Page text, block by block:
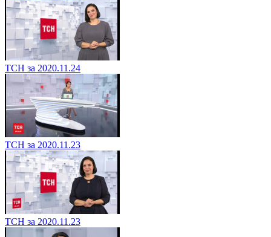
ТСН за 2020.11.24
ТСН за 2020.11.23
ТСН за 2020.11.23